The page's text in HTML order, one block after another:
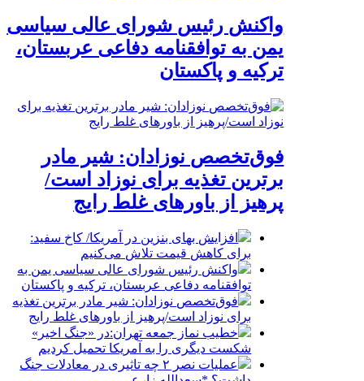
واکنش رئیس شورای عالی سیاسی
یمن به توافقنامه دفاعی عربستان،
ترکیه و پاکستان
فوق‌تخصص نوزادان: شیر مادر
برترین تغذیه برای نوزاد است/
پرهیز از باورهای غلط رایج
افزایش بهای بنزین در آمریکا/ کاخ سفید:
برای کاهش قیمت تلاش می‌کنیم
واکنش رئیس شورای عالی سیاسی یمن به
توافقنامه دفاعی عربستان، ترکیه و پاکستان
فوق‌تخصص نوزادان: شیر مادر برترین تغذیه
برای نوزاد است/پرهیز از باورهای غلط رایج
خطیب نماز جمعه تهران:در «جنگ اخیر»
شکست دیگری را به آمریکا تحمیل کردیم
عملیات نصر ۲ چه تاثیری در معادلات جنگ